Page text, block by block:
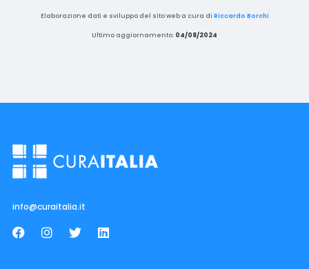
Elaborazione dati e sviluppo del sito web a cura di Riccardo Borchi
Ultimo aggiornamento: 04/08/2024
info@curaitalia.it